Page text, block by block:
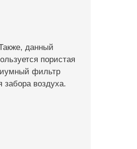
данный
пористая
фильтр
воздуха.